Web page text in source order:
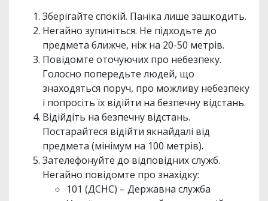
Зберігайте спокій. Паніка лише зашкодить.
Негайно зупиніться. Не підходьте до
предмета ближче, ніж на 20-50 метрів.
Повідомте оточуючих про небезпеку.
Голосно попередьте людей, що
знаходяться поруч, про можливу небезпеку
і попросіть їх відійти на безпечну відстань.
Відійдіть на безпечну відстань.
Постарайтеся відійти якнайдалі від
предмета (мінімум на 100 метрів).
Зателефонуйте до відповідних служб.
Негайно повідомте про знахідку:
101 (ДСНС) – Державна служба